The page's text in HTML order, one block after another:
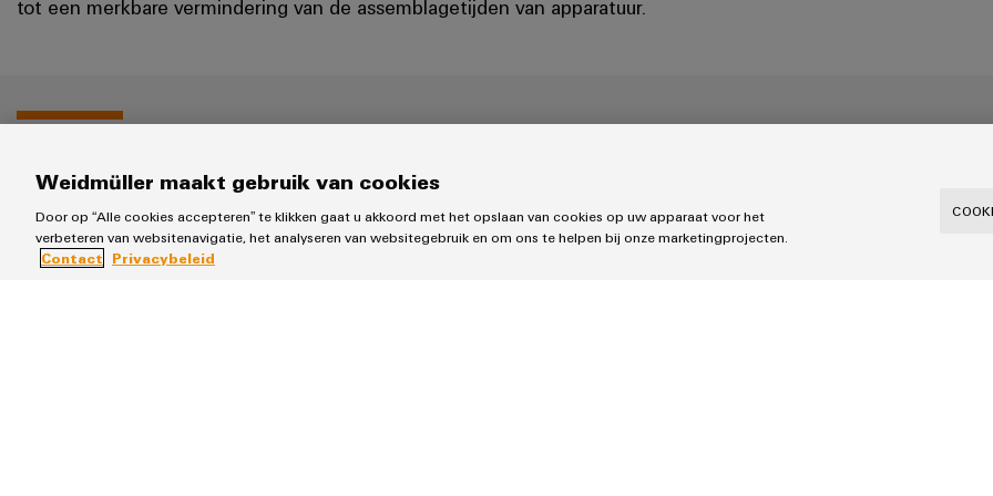
tot een merkbare vermindering van de assemblagetijden van apparatuur.
Pre-assemblage stelt ons in staat om de inbedrijfstellingstijden aanzienlijk te
de installatie te voorkomen.
Weidmüller maakt gebruik van cookies
Door op “Alle cookies accepteren” te klikken gaat u akkoord met het opslaan van cookies op uw apparaat voor het
verbeteren van websitenavigatie, het analyseren van websitegebruik en om ons te helpen bij onze marketingprojecten.
Contact
Privacybeleid